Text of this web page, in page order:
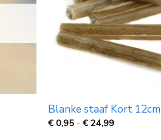
Blanke staaf Kort 12cm
€0,95 - €24,99Prijsklasse: